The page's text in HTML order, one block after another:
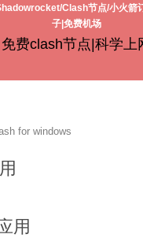
Clash节点/小火箭
子|免费机场
免费clash节点|科学上
for windows
用